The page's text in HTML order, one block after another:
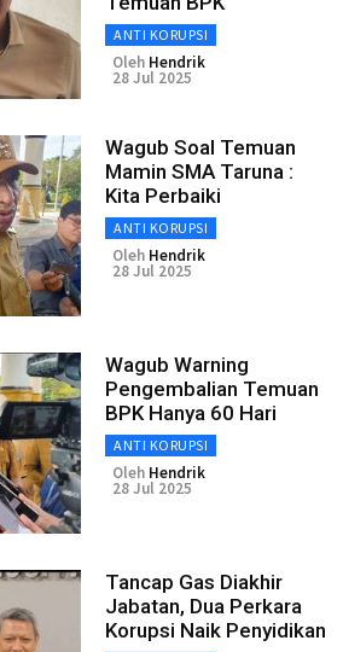
ANTI KORUPSI
Oleh Hendrik
28 Jul 2025
Wagub Soal Temuan
Mamin SMA Taruna :
Kita Perbaiki
ANTI KORUPSI
Oleh Hendrik
28 Jul 2025
Wagub Warning
Pengembalian Temuan
BPK Hanya 60 Hari
ANTI KORUPSI
Oleh Hendrik
28 Jul 2025
Tancap Gas Diakhir
Jabatan, Dua Perkara
Korupsi Naik Penyidikan